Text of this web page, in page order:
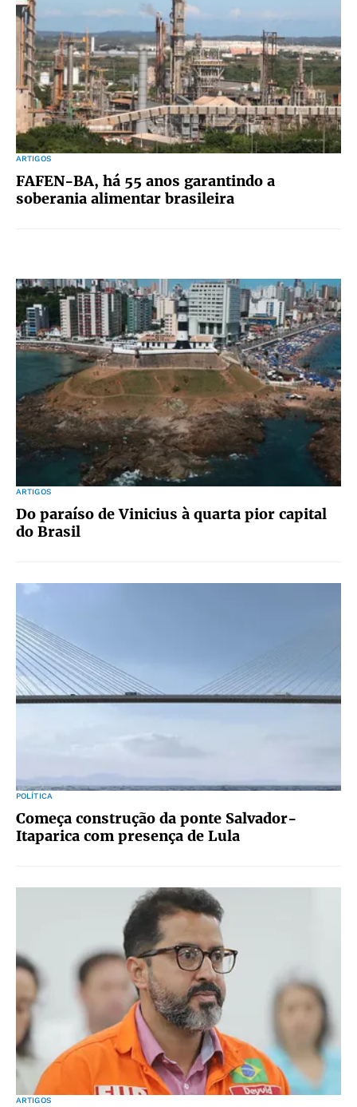
ARTIGOS
FAFEN-BA, há 55 anos garantindo a
soberania alimentar brasileira
ARTIGOS
Do paraíso de Vinicius à quarta pior capital
do Brasil
POLÍTICA
Começa construção da ponte Salvador-
Itaparica com presença de Lula
ARTIGOS